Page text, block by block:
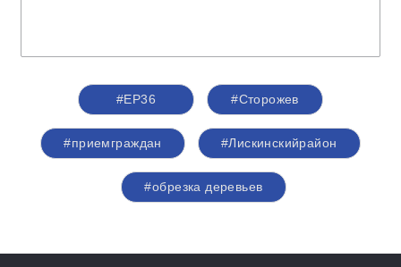
#ЕР36 #Сторожев
#приемграждан #Лискинскийрайон
#обрезка деревьев